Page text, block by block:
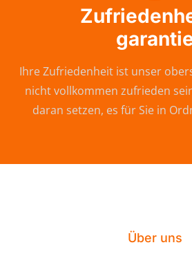
Ihre Zufriedenheit ist unser
nicht vollkommen zufrieden
daran setzen, es für Sie in
Über uns